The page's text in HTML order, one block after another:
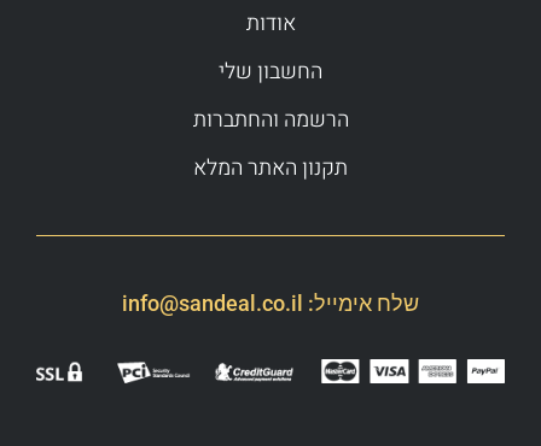
אודות
החשבון שלי
הרשמה והחתברות
תקנון האתר המלא
שלח אימייל: info@sandeal.co.il